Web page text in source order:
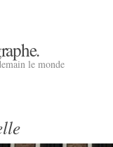
le monde